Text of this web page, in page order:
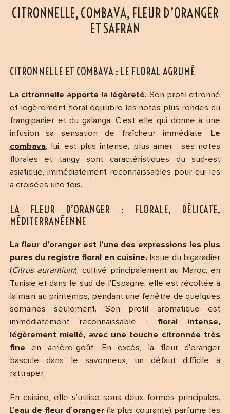
CITRONNELLE, COMBAVA, FLEUR D’ORANGER
ET SAFRAN
CITRONNELLE ET COMBAVA : LE FLORAL AGRUMÉ
La citronnelle apporte la légèreté.Son profil citronné
et légèrement floral équilibre les notes plus rondes du
frangipanier et du galanga. C’est elle qui donne à une
infusion sa sensation de fraîcheur immédiate.
Le
combava, lui, est plus intense, plus amer : ses notes
florales et tangy sont caractéristiques du sud-est
asiatique, immédiatement reconnaissables pour qui les
a croisées une fois.
LA FLEUR D’ORANGER : FLORALE, DÉLICATE,
MÉDITERRANÉENNE
La fleur d’oranger est l’une des expressions les plus
pures du registre floral en cuisine.Issue du bigaradier
(Citrus aurantium), cultivé principalement au Maroc, en
Tunisie et dans le sud de l’Espagne, elle est récoltée à
la main au printemps, pendant une fenêtre de quelques
semaines seulement. Son profil aromatique est
immédiatement reconnaissable : floral intense,
légèrement miellé, avec une touche citronnée très
fine en arrière-goût. En excès, la fleur d’oranger
bascule dans le savonneux, un défaut difficile à
rattraper.
En cuisine, elle s’utilise sous deux formes principales.
L’eau de fleur d’oranger(la plus courante) parfume les